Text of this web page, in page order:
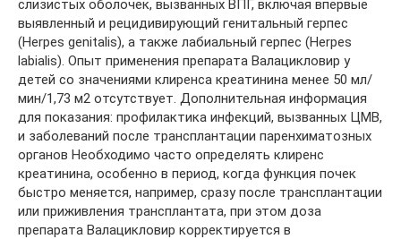
слизистых оболочек, вызванных ВПГ, включая впервые
выявленный и рецидивирующий генитальный герпес
(Herpes genitalis), а также лабиальный герпес (Herpes
labialis). Опыт применения препарата Валацикловир у
детей со значениями клиренса креатинина менее 50 мл/
мин/1,73 м2 отсутствует. Дополнительная информация
для показания: профилактика инфекций, вызванных ЦМВ,
и заболеваний после трансплантации паренхиматозных
органов Необходимо часто определять клиренс
креатинина, особенно в период, когда функция почек
быстро меняется, например, сразу после трансплантации
или приживления трансплантата, при этом доза
препарата Валацикловир корректируется в